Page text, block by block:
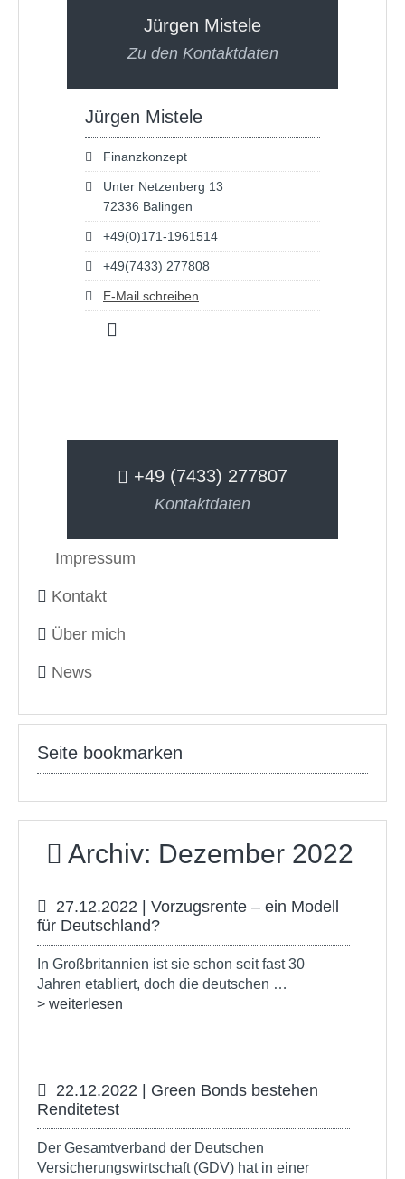
Jürgen Mistele
Zu den Kontaktdaten
Jürgen Mistele
Finanzkonzept
Unter Netzenberg 13
72336 Balingen
+49(0)171-1961514
+49(7433) 277808
E-Mail schreiben
+49 (7433) 277807
Kontaktdaten
Impressum
Kontakt
Über mich
News
Seite bookmarken
Archiv: Dezember 2022
27.12.2022 | Vorzugsrente – ein Modell
für Deutschland?
In Großbritannien ist sie schon seit fast 30
Jahren etabliert, doch die deutschen …
> weiterlesen
22.12.2022 | Green Bonds bestehen
Renditetest
Der Gesamtverband der Deutschen
Versicherungswirtschaft (GDV) hat in einer